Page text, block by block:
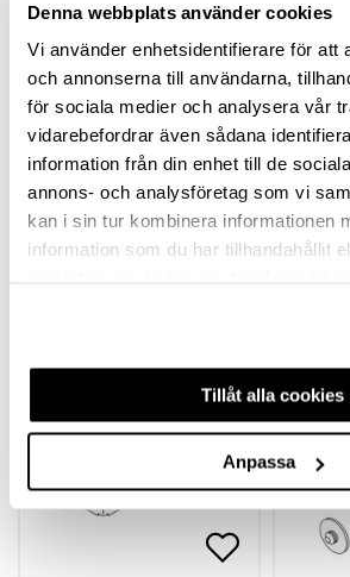
Denna webbplats använder cookies
Vi använder enhetsidentifierare för att
och annonserna till användarna,
för sociala medier och analysera vår
vidarebefordrar även sådana
information från din enhet till de
annons- och analysföretag som vi
kan i sin tur kombinera informationen
information som du har tillhandahållit
Tillåt alla cookies
Anpassa
BESKRIVNING
SPECIFIKATION
FRÅGA OM PRODUKT
RECENSIONER
-46%